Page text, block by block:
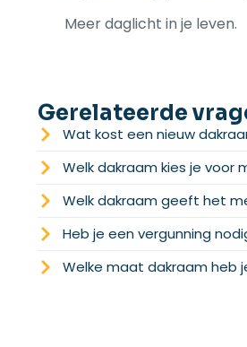
Meer daglicht in je leven.
Gerelateerde
Wat kost een nieuw
Welk dakraam kies je voor
Welk dakraam geeft het
Heb je een vergunning
Welke maat dakraam heb